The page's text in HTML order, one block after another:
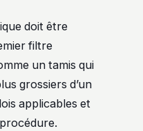
doit être
filtre
un tamis qui
grossiers d’un
applicables et